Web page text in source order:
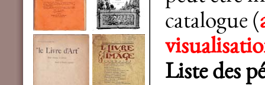
catalogue (
Liste des